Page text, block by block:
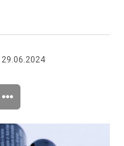
29.06.2024